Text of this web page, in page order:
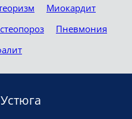
Миокардит
Пневмония